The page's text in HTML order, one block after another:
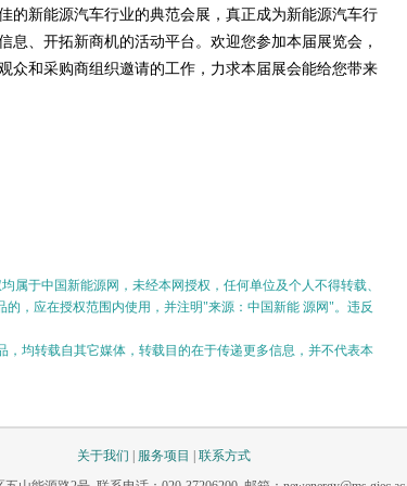
的新能源汽车行业的典范会展，真正成为新能源汽车行
息、开拓新商机的活动平台。欢迎您参加本届展览会，
众和采购商组织邀请的工作，力求本届展会能给您带来
属于中国新能源网，未经本网授权，任何单位及个人不得转载、
，应在授权范围内使用，并注明"来源：中国新能 源网"。违反
均转载自其它媒体，转载目的在于传递更多信息，并不代表本
关于我们 服务项目
联系方式